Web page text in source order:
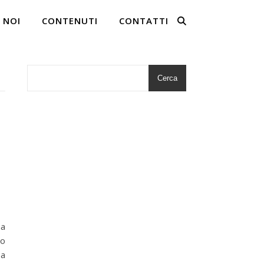
NOI CONTENUTI CONTATTI
Cerca